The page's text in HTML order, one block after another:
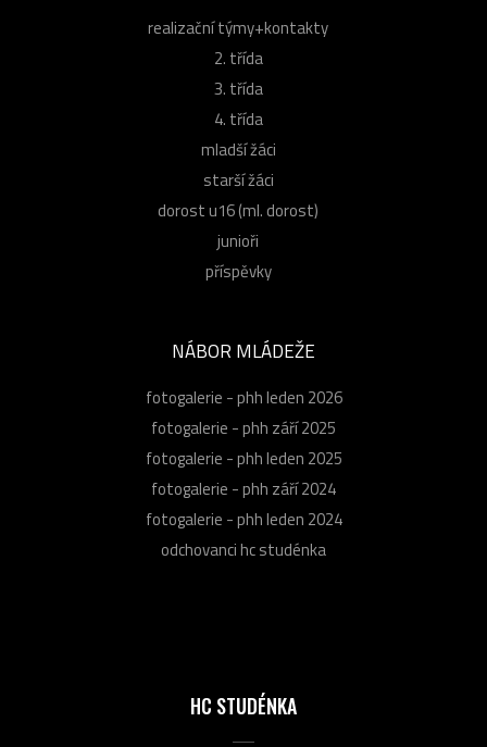
HC STUDÉNKA
realizační týmy+kontakty
2. třída
3. třída
4. třída
mladší žáci
starší žáci
dorost u16 (ml. dorost)
junioři
příspěvky
NÁBOR MLÁDEŽE
fotogalerie - phh leden 2026
fotogalerie - phh září 2025
fotogalerie - phh leden 2025
fotogalerie - phh září 2024
fotogalerie - phh leden 2024
odchovanci hc studénka